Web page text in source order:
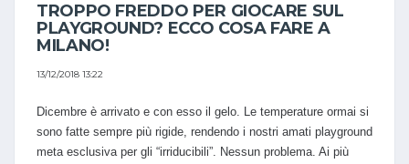
TROPPO FREDDO PER GIOCARE SUL
PLAYGROUND? ECCO COSA FARE A
MILANO!
13/12/2018 13:22
Dicembre è arrivato e con esso il gelo. Le temperature ormai si
sono fatte sempre più rigide, rendendo i nostri amati playground
meta esclusiva per gli “irriducibili”. Nessun problema. Ai più